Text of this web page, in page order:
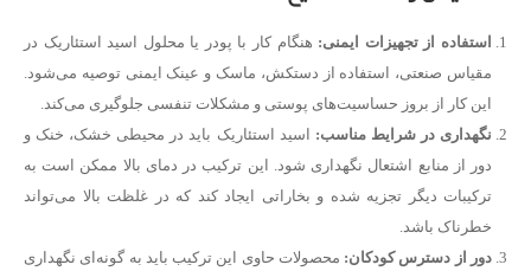
استفاده از تجهیزات ایمنی: هنگام کار با پودر یا محلول اسید استئاریک در
مقیاس صنعتی، استفاده از دستکش، ماسک و عینک ایمنی توصیه می‌شود.
این کار از بروز حساسیت‌های پوستی و مشکلات تنفسی جلوگیری می‌کند.
نگهداری در شرایط مناسب: اسید استئاریک باید در محیطی خشک، خنک و
دور از منابع اشتعال نگهداری شود. این ترکیب در دمای بالا ممکن است به
ترکیبات دیگر تجزیه شده و بخاراتی ایجاد کند که در غلظت بالا می‌تواند
خطرناک باشد.
دور از دسترس کودکان: محصولات حاوی این ترکیب باید به گونه‌ای نگهداری